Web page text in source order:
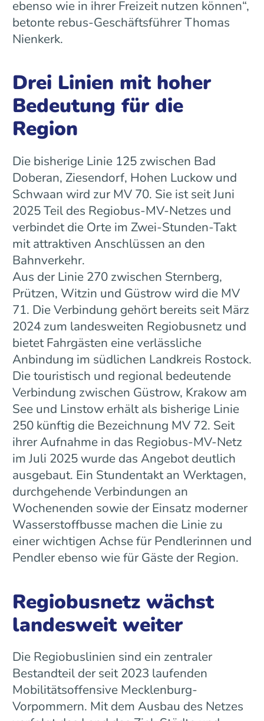
ebenso wie in ihrer Freizeit nutzen können“,
betonte rebus-Geschäftsführer Thomas
Nienkerk.
Drei Linien mit hoher
Bedeutung für die
Region
Die bisherige Linie 125 zwischen Bad
Doberan, Ziesendorf, Hohen Luckow und
Schwaan wird zur MV 70. Sie ist seit Juni
2025 Teil des Regiobus-MV-Netzes und
verbindet die Orte im Zwei-Stunden-Takt
mit attraktiven Anschlüssen an den
Bahnverkehr.
Aus der Linie 270 zwischen Sternberg,
Prützen, Witzin und Güstrow wird die MV
71. Die Verbindung gehört bereits seit März
2024 zum landesweiten Regiobusnetz und
bietet Fahrgästen eine verlässliche
Anbindung im südlichen Landkreis Rostock.
Die touristisch und regional bedeutende
Verbindung zwischen Güstrow, Krakow am
See und Linstow erhält als bisherige Linie
250 künftig die Bezeichnung MV 72. Seit
ihrer Aufnahme in das Regiobus-MV-Netz
im Juli 2025 wurde das Angebot deutlich
ausgebaut. Ein Stundentakt an Werktagen,
durchgehende Verbindungen an
Wochenenden sowie der Einsatz moderner
Wasserstoffbusse machen die Linie zu
einer wichtigen Achse für Pendlerinnen und
Pendler ebenso wie für Gäste der Region.
Regiobusnetz wächst
landesweit weiter
Die Regiobuslinien sind ein zentraler
Bestandteil der seit 2023 laufenden
Mobilitätsoffensive Mecklenburg-
Vorpommern. Mit dem Ausbau des Netzes